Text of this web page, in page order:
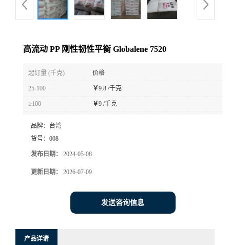
展
式
高流动 PP 刚性韧性平衡 Globalene 7520
起订量 (千克) 价格
25-100 ￥9.8 /千克
≥100 ￥9 /千克
品牌： 台湾
货号： 008
发布日期： 2024-05-08
更新日期： 2026-07-09
发送咨询信息
产品详请